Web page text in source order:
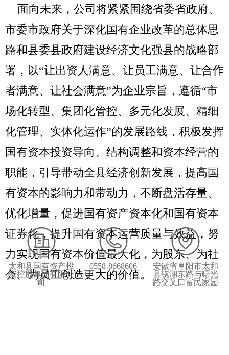
面向未来，公司将紧紧围绕省委省政府、
市委市政府关于深化国有企业改革的总体思
路和县委县政府建设经济文化强县的战略部
署，以“让出资人满意、让员工满意、让合作
者满意、让社会满意”为企业宗旨，遵循“市
场化转型、集团化管控、多元化发展、精细
化管理、实体化运作”的发展路线，积极发挥
国有资本投资导向、结构调整和资本经营的
职能，引导带动全县经济创新发展，提高国
有资本的影响力和带动力，不断盘活存量、
优化增量，促进国有资产资本化和国有资本
证券化，提升国有资本运营质量与效益，努
力实现国有资本价值最大化，为股东、为社
会、为员工创造更大的价值。
太和县国有资产投
资控股集团有限公
司
0558-8668606
安徽省阜阳市太和
县镜湖东路与曙光
路交叉口富民家园